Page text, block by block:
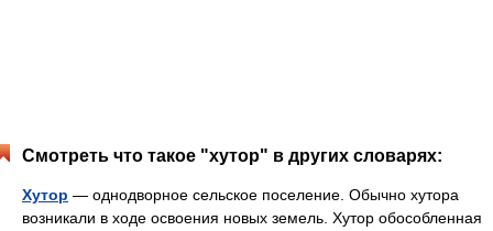
Смотреть что такое "хутор" в других словарях:
Хутор — однодворное сельское поселение. Обычно хутора
возникали в ходе освоения новых земель. Хутор обособленная